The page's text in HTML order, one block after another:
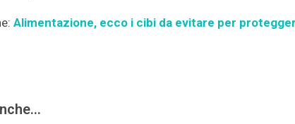
Alimentazione, ecco i cibi da evitare per